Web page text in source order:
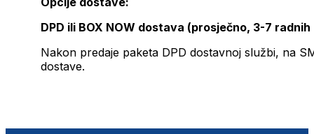
DPD ili BOX NOW dostava (prosječno, 3-7 radnih
Nakon predaje paketa DPD dostavnoj službi, na
dostave.